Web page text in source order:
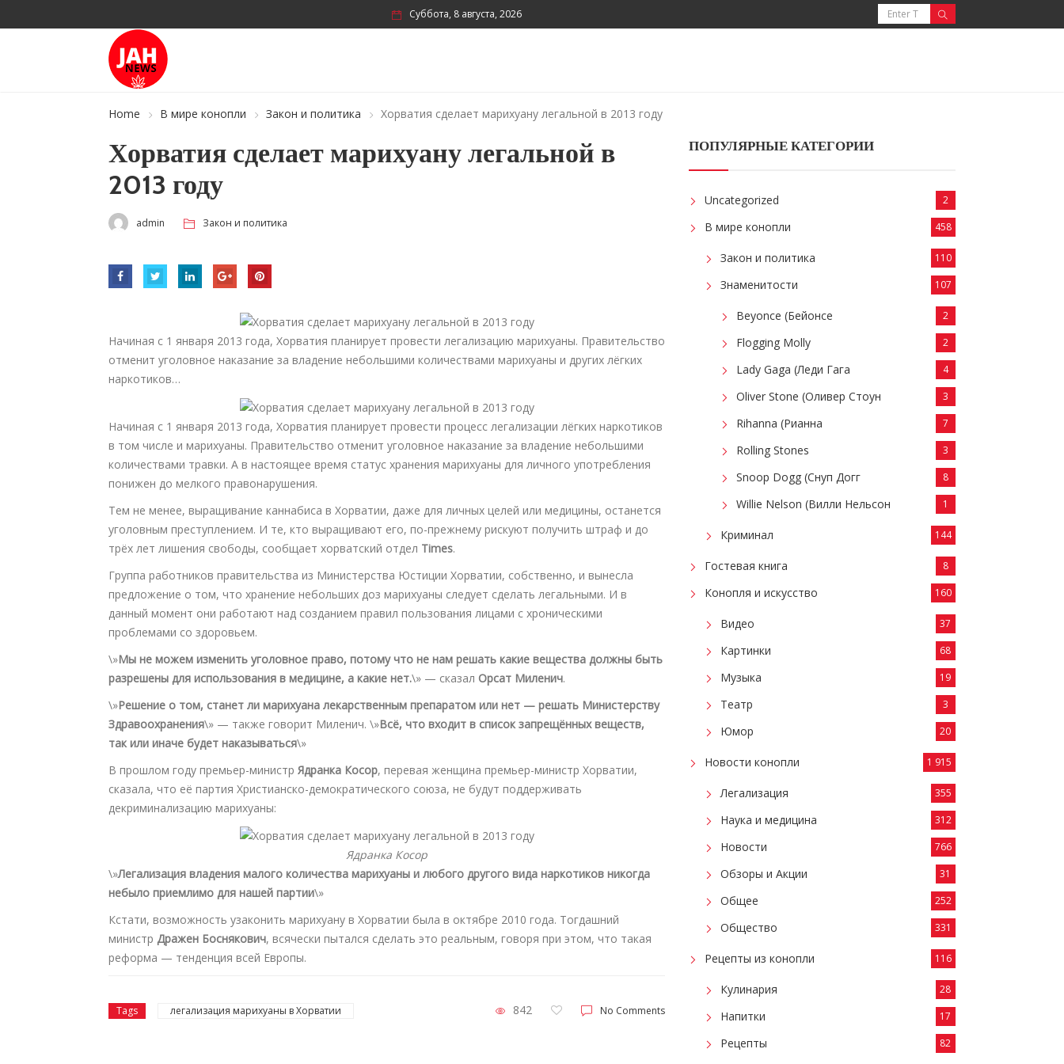
Суббота, 8 августа, 2026
Home В мире конопли Закон и политика Хорватия сделает марихуану легальной в 2013 году
Хорватия сделает марихуану легальной в
2013 году
admin Закон и политика
Начиная с 1 января 2013 года, Хорватия планирует провести легализацию марихуаны. Правительство
отменит уголовное наказание за владение небольшими количествами марихуаны и других лёгких
наркотиков…
Начиная с 1 января 2013 года, Хорватия планирует провести процесс легализации лёгких наркотиков
в том числе и марихуаны. Правительство отменит уголовное наказание за владение небольшими
количествами травки. А в настоящее время статус хранения марихуаны для личного употребления
понижен до мелкого правонарушения.
Тем не менее, выращивание каннабиса в Хорватии, даже для личных целей или медицины, останется
уголовным преступлением. И те, кто выращивают его, по-прежнему рискуют получить штраф и до
трёх лет лишения свободы, сообщает хорватский отдел Times.
Группа работников правительства из Министерства Юстиции Хорватии, собственно, и вынесла
предложение о том, что хранение небольших доз марихуаны следует сделать легальными. И в
данный момент они работают над созданием правил пользования лицами с хроническими
проблемами со здоровьем.
\»Мы не можем изменить уголовное право, потому что не нам решать какие вещества должны быть
разрешены для использования в медицине, а какие нет.\» — сказал Орсат Миленич.
\»Решение о том, станет ли марихуана лекарственным препаратом или нет — решать Министерству
Здравоохранения\» — также говорит Миленич. \»Всё, что входит в список запрещённых веществ,
так или иначе будет наказываться\»
В прошлом году премьер-министр Ядранка Косор, перевая женщина премьер-министр Хорватии,
сказала, что её партия Христианско-демократического союза, не будут поддерживать
декриминализацию марихуаны:
Ядранка Косор
\»Легализация владения малого количества марихуаны и любого другого вида наркотиков никогда
небыло приемлимо для нашей партии\»
Кстати, возможность узаконить марихуану в Хорватии была в октябре 2010 года. Тогдашний
министр Дражен Боснякович, всячески пытался сделать это реальным, говоря при этом, что такая
реформа — тенденция всей Европы.
842 No Comments
Tags легализация марихуаны в Хорватии
ПОПУЛЯРНЫЕ КАТЕГОРИИ
Uncategorized 2
В мире конопли 458
Закон и политика 110
Знаменитости 107
Beyonce (Бейонсе 2
Flogging Molly 2
Lady Gaga (Леди Гага 4
Oliver Stone (Оливер Стоун 3
Rihanna (Рианна 7
Rolling Stones 3
Snoop Dogg (Снуп Догг 8
Willie Nelson (Вилли Нельсон 1
Криминал 144
Гостевая книга 8
Конопля и искусство 160
Видео 37
Картинки 68
Музыка 19
Театр 3
Юмор 20
Новости конопли 1 915
Легализация 355
Наука и медицина 312
Новости 766
Обзоры и Акции 31
Общее 252
Общество 331
Рецепты из конопли 116
Кулинария 28
Напитки 17
Рецепты 82